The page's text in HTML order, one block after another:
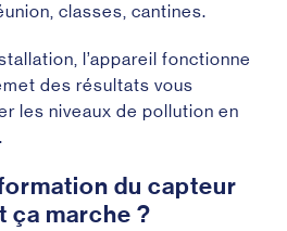
classes, cantines.
l’appareil fonctionne
des résultats vous
les niveaux de pollution en
du capteur
ça marche ?